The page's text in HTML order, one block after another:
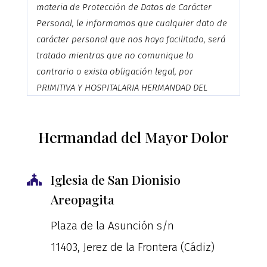
materia de Protección de Datos de Carácter
Personal, le informamos que cualquier dato de
carácter personal que nos haya facilitado, será
tratado mientras que no comunique lo
contrario o exista obligación legal, por
PRIMITIVA Y HOSPITALARIA HERMANDAD DEL
DOLOR EN EL PASO DEL ECCE HOMO con la
consentimiento, enviarle información que
pueda ser de su interés. El destinatario podrá
supresión, oposición, limitación del
tratamiento, portabilidad de datos y a no ser
Hermandad del Mayor Dolor

Iglesia de San Dionisio
Areopagita
Plaza de la Asunción s/n
11403, Jerez de la Frontera (Cádiz)